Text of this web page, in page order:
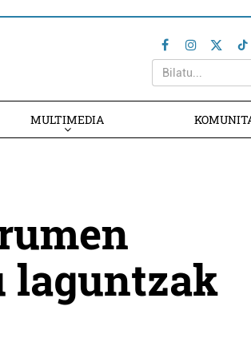
MULTIMEDIA
laguntzak